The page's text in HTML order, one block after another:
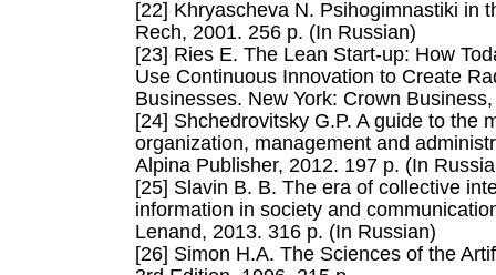
[22] Khryascheva N. Psihogimnastiki in
Rech, 2001. 256 p. (In Russian)
[23] Ries E. The Lean Start-up: How
Use Continuous Innovation to Create
Businesses. New York: Crown
[24] Shchedrovitsky G.P. A guide to the
organization, management and
Alpina Publisher, 2012. 197 p. (In
[25] Slavin B. B. The era of collective
information in society and
Lenand, 2013. 316 p. (In Russian)
[26] Simon H.A. The Sciences of the